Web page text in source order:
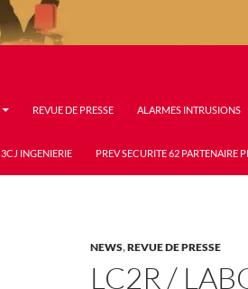
REVUE DE PRESSE ALARMES INTRUSIONS
3CJ INGENIERIE PREV SECURITE 62 PARTENAIRE
NEWS,REVUE DE PRESSE
LC2R /